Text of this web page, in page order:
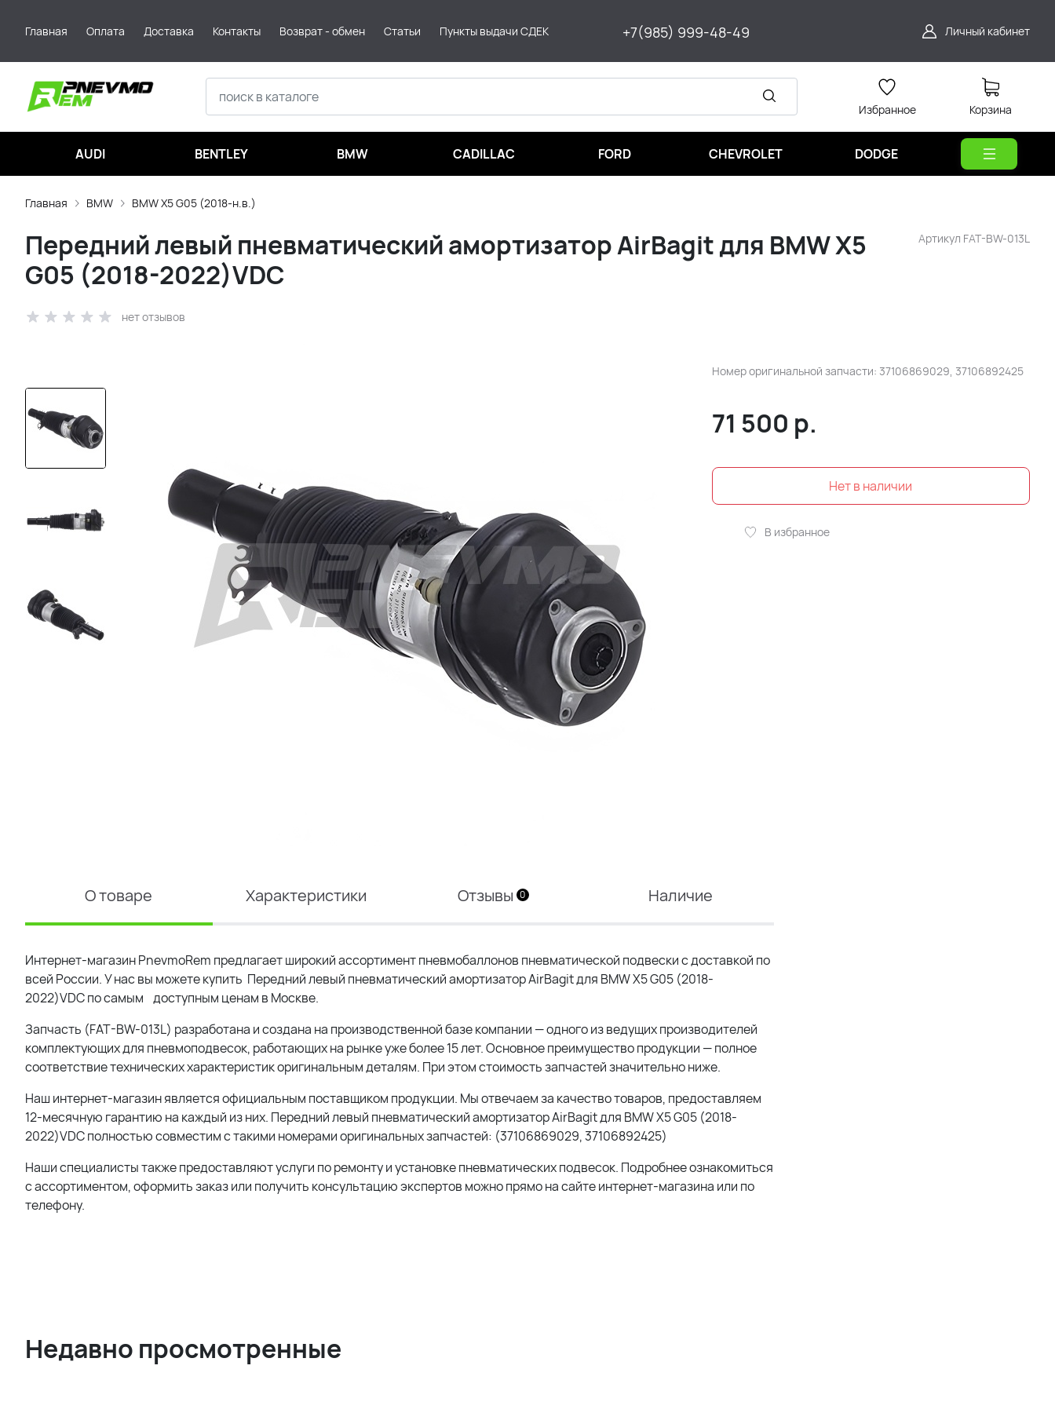
Главная Оплата Доставка Контакты Возврат - обмен Статьи Пункты выдачи СДЕК +7(985) 999-48-49 Личный кабинет
Избранное Корзина
AUDI BENTLEY BMW CADILLAC FORD CHEVROLET DODGE
Главная BMW BMW X5 G05 (2018-н.в.)
Артикул FAT-BW-013L
Передний левый пневматический амортизатор AirBagit для BMW X5
G05 (2018-2022)VDC
нет отзывов
Номер оригинальной запчасти: 37106869029, 37106892425
71 500 р.
В избранное
О товаре Характеристики Отзывы 0 Наличие
Интернет-магазин PnevmoRem предлагает широкий ассортимент пневмобаллонов пневматической подвески с доставкой по
всей России. У нас вы можете купить Передний левый пневматический амортизатор AirBagit для BMW X5 G05 (2018-
2022)VDCпо самым доступным ценам в Москве.
Запчасть (FAT-BW-013L) разработана и создана на производственной базе компании — одного из ведущих производителей
комплектующих для пневмоподвесок, работающих на рынке уже более 15 лет. Основное преимущество продукции — полное
соответствие технических характеристик оригинальным деталям. При этом стоимость запчастей значительно ниже.
Наш интернет-магазин является официальным поставщиком продукции. Мы отвечаем за качество товаров, предоставляем
12-месячную гарантию на каждый из них. Передний левый пневматический амортизатор AirBagit для BMW X5 G05 (2018-
2022)VDCполностью совместим с такими номерами оригинальных запчастей: (37106869029, 37106892425)
Наши специалисты также предоставляют услуги по ремонту и установке пневматических подвесок. Подробнее ознакомиться
с ассортиментом, оформить заказ или получить консультацию экспертов можно прямо на сайте интернет-магазина или по
телефону.
Недавно просмотренные